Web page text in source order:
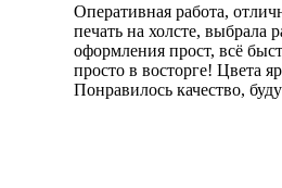
Оперативная работа,
печать на холсте, выбрала
оформления прост, всё
просто в восторге! Цвета
Понравилось качество,